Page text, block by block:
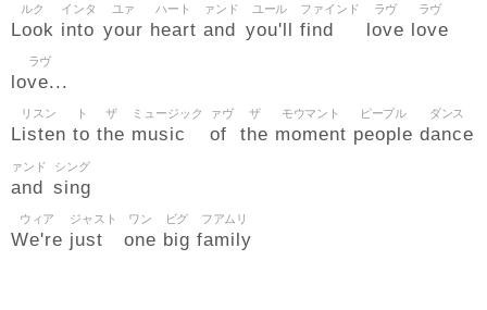
Look
ルク
into
インタ
your
ユァ
heart
ハート
and
ァンド
you'll
ユール
find
ファインド
love
ラヴ
love
ラヴ
love...
ラヴ
Listen
リスン
to
ト
the
ザ
music
ミュージック
of
ァヴ
the
ザ
moment
モウマント
people
ピープル
dance
ダンス
and
ァンド
sing
シング
We're
ウィア
just
ジャスト
one
ワン
big
ビグ
family
フアムリ